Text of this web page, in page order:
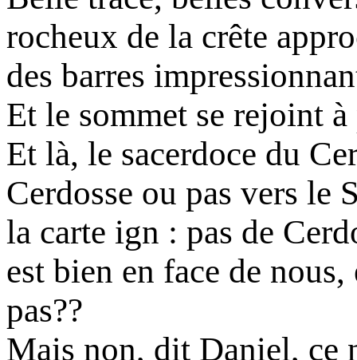
rocheux de la crête
des barres
Et le sommet se rejoint à
Et là, le sacerdoce du
Cerdosse ou pas vers le
la carte ign : pas de
est bien en face de
pas??
Mais non, dit Daniel, ce